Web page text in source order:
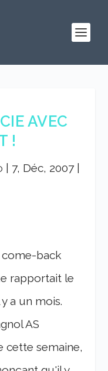
AVEC
!
7, Déc, 2007|
come-back
rapportait le
y a un mois.
AS
cette semaine,